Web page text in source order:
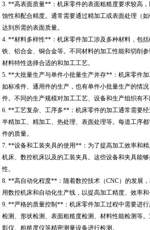
3. **高表面质量**：机床零件的表面粗糙度要求较高
蚀性和配合精度。通常需要通过精加工或表面处理（
达到所需的表面质量。
4. **材料多样性**：机床零件加工涉及多种材料，包
铁、铝合金、铜合金等。不同材料的加工性能和切削
材料特性选择合适的和加工工艺。
5. **大批量生产与单件小批量生产并存**：机床零件加
如标准件、通用件的生产，也有单件小批量生产的情
件。不同的生产规模对加工工艺、设备和生产组织有不
6. **工艺复杂、工序多**：机床零件的加工通常需要经
半精加工、精加工、热处理、表面处理等。每道工序
件的质量。
7. **设备和工装夹具的使用**：为了提高加工效率和
机床、数控机床以及的工装夹具。这些设备和夹具能
性。
8. **高自动化程度**：随着数控技术（CNC）的发展
用数控机床和自动化生产线，以提高加工精度、效率和
9. **严格的质量控制**：机床零件加工过程中需要进
检测、形状检测、表面粗糙度检测、材料性能检测等
影仪、粗糙度仪等精密测量设备进行检测。